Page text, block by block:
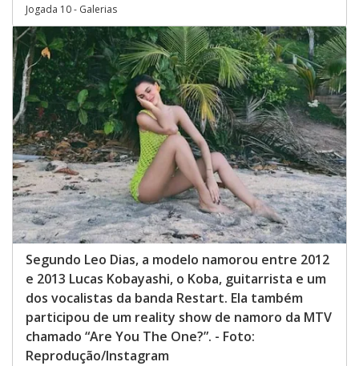
Jogada 10 - Galerias
Segundo Leo Dias, a modelo namorou entre 2012
e 2013 Lucas Kobayashi, o Koba, guitarrista e um
dos vocalistas da banda Restart. Ela também
participou de um reality show de namoro da MTV
chamado “Are You The One?”. - Foto:
Reprodução/Instagram